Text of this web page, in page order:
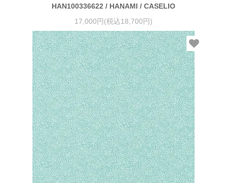
HAN100336622 / HANAMI / CASELIO
17,000円(税込18,700円)